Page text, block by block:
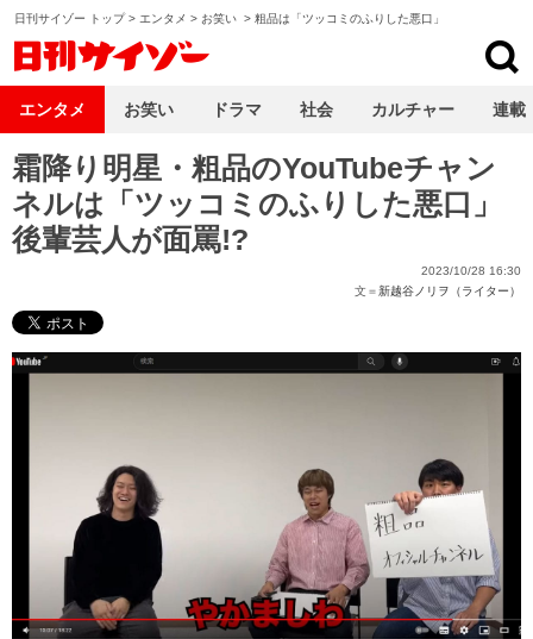
日刊サイゾー トップ> エンタメ > お笑い > 粗品は「ツッコミのふりした悪口」
霜降り明星・粗品のYouTubeチャン
ネルは「ツッコミのふりした悪口」
後輩芸人が面罵!?
2023/10/28 16:30
文＝新越谷ノリヲ（ライター）
エンタメ お笑い ドラマ 社会 カルチャー 連載